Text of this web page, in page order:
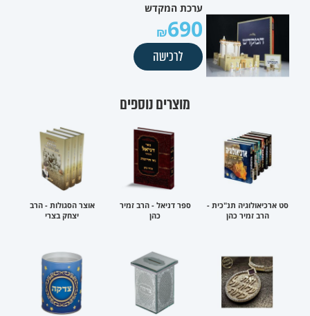
ערכת המקדש
690
לרכישה
מוצרים נוספים
סט ארכיאולוגיה תנ"כית -
הרב זמיר כהן
ספר דניאל - הרב זמיר
כהן
אוצר הסגולות - הרב
יצחק בצרי